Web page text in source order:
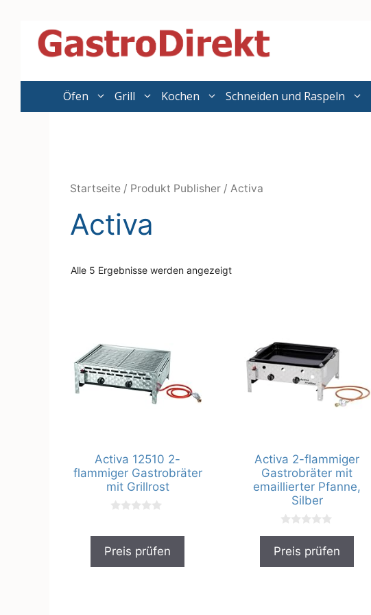
Zum
Inhalt
Öfen Grill Kochen Schneiden und Raspeln
Startseite / Produkt Publisher / Activa
Activa
Alle 5 Ergebnisse werden angezeigt
Activa 12510 2-
flammiger Gastrobräter
mit Grillrost
o
n
5
Preis prüfen
Activa 2-flammiger
Gastrobräter mit
emaillierter Pfanne,
Silber
o
Preis prüfen